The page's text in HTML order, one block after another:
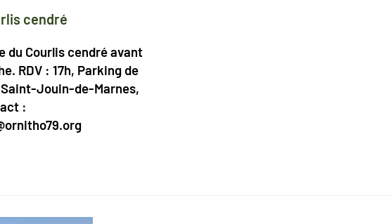
cendré
du Courlis cendré avant
RDV : 17h, Parking de
Jouin-de-Marnes,
: